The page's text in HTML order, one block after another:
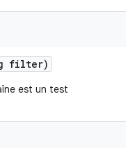
filter)
est un test